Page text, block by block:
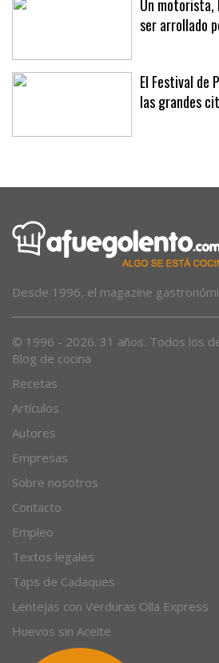
Un motorista,
El Festival de
Blog de cocina
Recetas
Artículos
Autores
Empresas
Sobre nosotros
Contacto
Empleo
Textos legales
Taps de Cadaques
Lentejas con Verduras Olla Express